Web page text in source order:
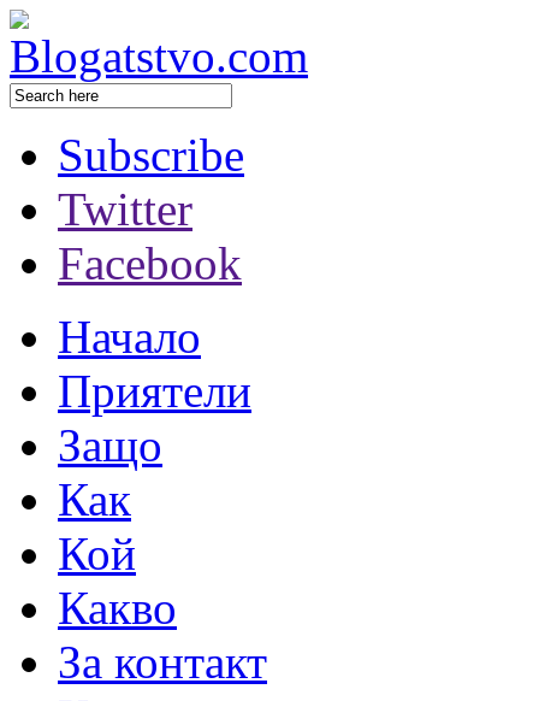
Subscribe
Twitter
Facebook
Начало
Приятели
Защо
Как
Кой
Какво
За контакт